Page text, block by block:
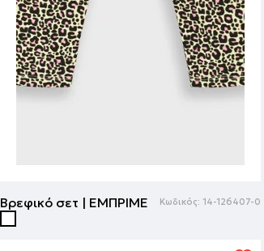
Βρεφικό σετ | ΕΜΠΡΙΜΕ Κωδικός: 14-126407-0